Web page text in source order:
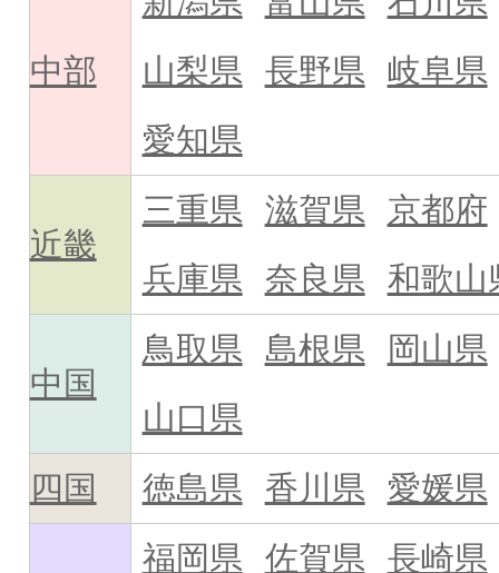
中部
山梨県 長野県 岐阜県
愛知県
近畿
三重県 滋賀県
京都府
兵庫県
奈良県 和歌山
中国
鳥取県 島根県
岡山県
山口県
四国
徳島県 香川県 愛媛県
福岡県 佐賀県 長崎県